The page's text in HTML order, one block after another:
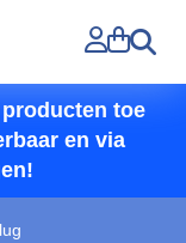
Zoeken
toe
en via